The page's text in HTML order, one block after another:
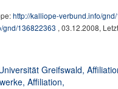
http://kalliope-verbund.info/
gnd/136822363 , 03.12.2008,
Greifswald,
Affiliation,